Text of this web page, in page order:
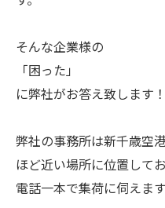
そんな企業様の
「困った」
に弊社がお答え致します！
弊社の事務所は新千歳空
ほど近い場所に位置して
電話一本で集荷に伺えます